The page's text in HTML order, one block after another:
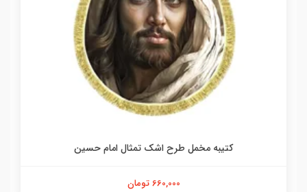
کتیبه مخمل طرح اشک تمثال امام حسین
660,000 تومان